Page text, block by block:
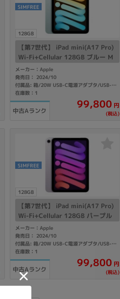
128GB
SIMFREE
【第7世代】 iPad mini(A17 Pro)
Wi-Fi+Cellular 128GB ブルー M
XPP3J/A A2995 【国内版SIMフ
リー】
メーカー：Apple
発売日： 2024/10
付属品: 箱/20W USB-C電源アダプタ/USB-C充電ケーブル(1m)/マニュアル
在庫数：1
中古Aランク
99,800 円
(税込)
128GB
SIMFREE
【第7世代】 iPad mini(A17 Pro)
Wi-Fi+Cellular 128GB パープル
MXPR3J/A A2995 【au版SIMフ
リー】
メーカー：Apple
発売日： 2024/10
付属品: 箱/20W USB-C電源アダプタ/USB-C充電ケーブル(1m)/マニュアル
在庫数：1
中古Aランク
99,800 円
(税込)